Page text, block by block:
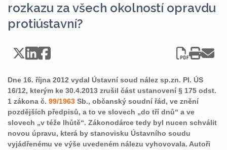
rozkazu za všech okolností opravdu
protiústavní?
Dne 16. října 2012 vydal Ústavní soud nález sp.zn. Pl. ÚS
16/12, kterým ke 30.4.2013 zrušil část ustanovení § 175 odst.
1 zákona č. 99/1963 Sb., občanský soudní řád, ve znění
pozdějších předpisů, a to ve slovech „do tří dnů“ a ve
slovech „v téže lhůtě“. Zákonodárce tedy byl nucen schválit
novou úpravu, která by stanovisku Ústavního soudu
vyjádřenému ve výše uvedeném nálezu vyhovovala. Autoři